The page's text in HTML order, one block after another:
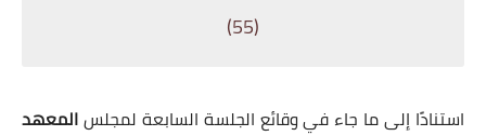
(55)
استنادًا إلى ما جاء في وقائع الجلسة السابعة لمجلسالمعهد